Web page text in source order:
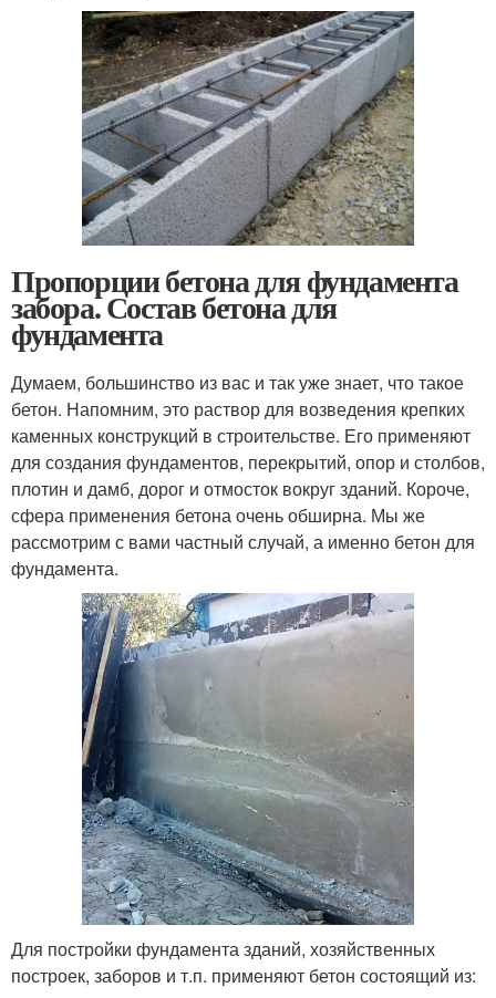
Пропорции бетона для фундамента
забора. Состав бетона для
фундамента
Думаем, большинство из вас и так уже знает, что такое
бетон. Напомним, это раствор для возведения крепких
каменных конструкций в строительстве. Его применяют
для создания фундаментов, перекрытий, опор и столбов,
плотин и дамб, дорог и отмосток вокруг зданий. Короче,
сфера применения бетона очень обширна. Мы же
рассмотрим с вами частный случай, а именно бетон для
фундамента.
Для постройки фундамента зданий, хозяйственных
построек, заборов и т.п. применяют бетон состоящий из: